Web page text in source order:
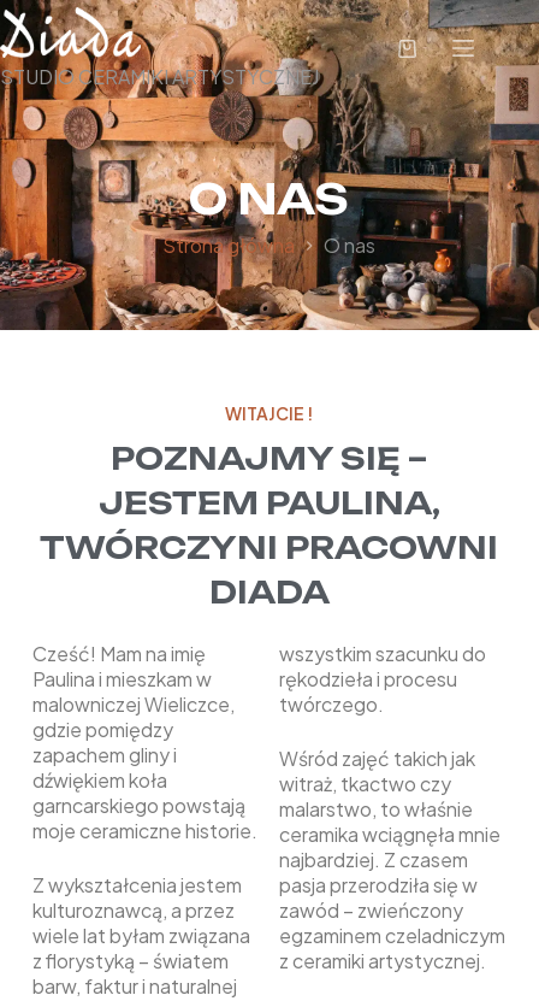
STUDIO CERAMIKI ARTYSTYCZNEJ
O NAS
Strona główna O nas
WITAJCIE !
POZNAJMY SIĘ –
JESTEM PAULINA,
TWÓRCZYNI PRACOWNI
DIADA
Cześć! Mam na imię
Paulina i mieszkam w
malowniczej Wieliczce,
gdzie pomiędzy
zapachem gliny i
dźwiękiem koła
garncarskiego powstają
moje ceramiczne historie.
Z wykształcenia jestem
kulturoznawcą, a przez
wiele lat byłam związana
z florystyką – światem
barw, faktur i naturalnej
wszystkim szacunku do
rękodzieła i procesu
twórczego.
Wśród zajęć takich jak
witraż, tkactwo czy
malarstwo, to właśnie
ceramika wciągnęła mnie
najbardziej. Z czasem
pasja przerodziła się w
zawód – zwieńczony
egzaminem czeladniczym
z ceramiki artystycznej.